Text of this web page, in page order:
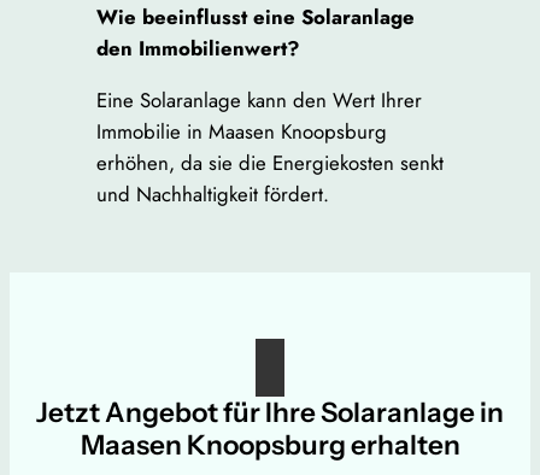
Wie beeinflusst eine Solaranlage
den Immobilienwert?
Eine Solaranlage kann den Wert Ihrer
Immobilie in Maasen Knoopsburg
erhöhen, da sie die Energiekosten senkt
und Nachhaltigkeit fördert.
Jetzt Angebot für Ihre Solaranlage in
Maasen Knoopsburg erhalten